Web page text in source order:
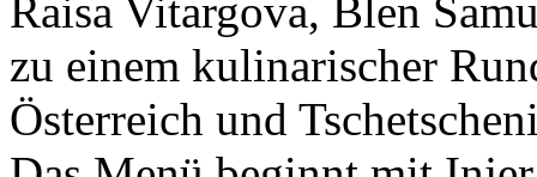
Raisa Vitargova, Blen
zu einem kulinarischer
Österreich und